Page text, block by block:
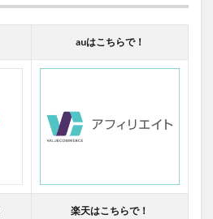
auはこちらで！
楽天はこちらで！